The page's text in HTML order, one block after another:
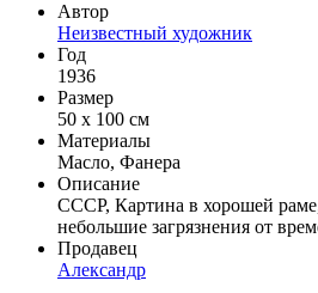
Автор
Неизвестный художник
Год
1936
Размер
50 х 100 см
Материалы
Масло, Фанера
Описание
СССР, Картина в хорошей
небольшие загрязнения от
Продавец
Александр